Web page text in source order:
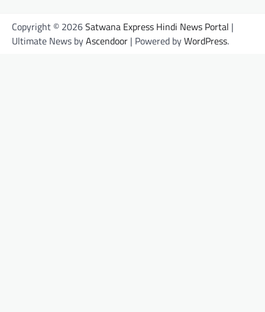
Copyright © 2026Satwana Express Hindi News Portal |
Ultimate News byAscendoor | Powered byWordPress.